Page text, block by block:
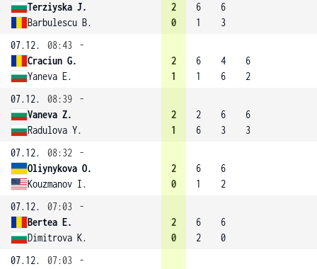
Terziyska J.
Barbulescu B.
2
0
6
1
6
3
07.12.
08:43
-
Craciun G.
Yaneva E.
2
1
6
1
4
6
6
2
07.12.
08:39
-
Vaneva Z.
Radulova Y.
2
1
2
6
6
3
6
3
07.12.
08:32
-
Oliynykova O.
Kouzmanov I.
2
0
6
1
6
2
07.12.
07:03
-
Bertea E.
Dimitrova K.
2
0
6
2
6
0
07.12.
07:03
-